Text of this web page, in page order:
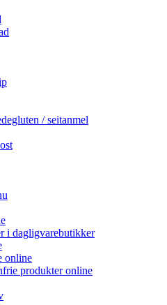
/ seitanmel
i dagligvarebutikker
online
produkter online